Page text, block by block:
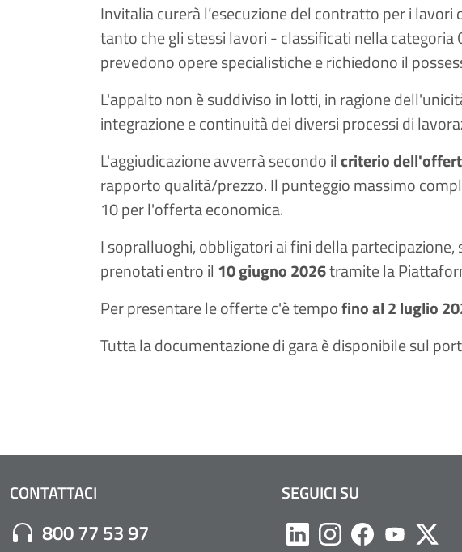
Invitalia curerà l’esecuzione del contratto per i
tanto che gli stessi lavori - classificati nella
prevedono opere specialistiche e richiedono il
L'appalto non è suddiviso in lotti, in ragione
integrazione e continuità dei diversi processi di
L'aggiudicazione avverrà secondo ilcriterio
rapporto qualità/prezzo. Il punteggio massimo
10 per l'offerta economica.
I sopralluoghi, obbligatori ai fini della partecipazione,
prenotati entro il 10 giugno 2026tramite la
Per presentare le offerte c'è tempofino al 2 luglio
Tutta la documentazione di gara è disponibile sul
CONTATTACI
Numero di Telefono:
800 77 53 97
SEGUICI SU
LikedinInstagram
Facebook
YoutubeTwitter